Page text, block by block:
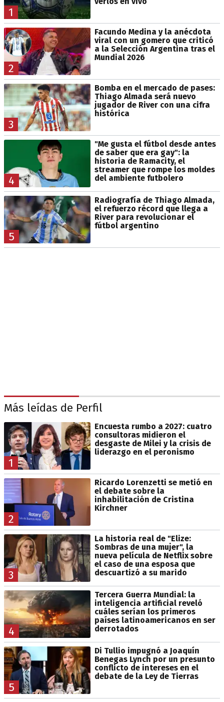
1
2
Facundo Medina y la anécdota
viral con un gomero que criticó
a la Selección Argentina tras el
Mundial 2026
3
Bomba en el mercado de pases:
Thiago Almada será nuevo
jugador de River con una cifra
histórica
4
"Me gusta el fútbol desde antes
de saber que era gay": la
historia de Ramacity, el
streamer que rompe los moldes
del ambiente futbolero
5
Radiografía de Thiago Almada,
el refuerzo récord que llega a
River para revolucionar el
fútbol argentino
Más leídas de Perfil
1
Encuesta rumbo a 2027: cuatro
consultoras midieron el
desgaste de Milei y la crisis de
liderazgo en el peronismo
2
Ricardo Lorenzetti se metió en
el debate sobre la
inhabilitación de Cristina
Kirchner
3
La historia real de "Elize:
Sombras de una mujer", la
nueva película de Netflix sobre
el caso de una esposa que
descuartizó a su marido
4
Tercera Guerra Mundial: la
inteligencia artificial reveló
cuáles serían los primeros
países latinoamericanos en ser
derrotados
5
Di Tullio impugnó a Joaquín
Benegas Lynch por un presunto
conflicto de intereses en el
debate de la Ley de Tierras